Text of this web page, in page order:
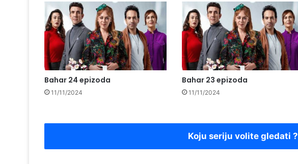
Bahar 24 epizoda
11/11/2024
Bahar 23 epizoda
11/11/2024
Koju seriju volite gledati ?